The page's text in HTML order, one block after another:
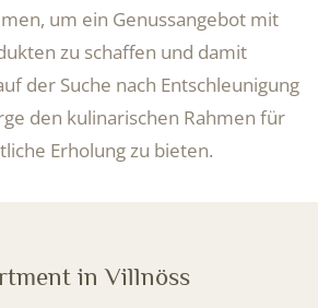
um ein Genussangebot mit
zu schaffen und damit
der Suche nach Entschleunigung
den kulinarischen Rahmen für
Erholung zu bieten.
in Villnöss